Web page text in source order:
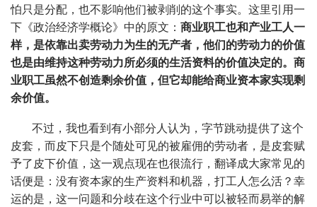
怕只是分配，也不影响他们被剥削的这个事实。这里引用一
下《政治经济学概论》中的原文： 商业职工也和产业工人一
样，是依靠出卖劳动力为生的无产者，他们的劳动力的价值
也是由维持这种劳动力所必须的生活资料的价值决定的。商
业职工虽然不创造剩余价值，但它却能给商业资本家实现剩
余价值。
不过，我也看到有小部分人认为，字节跳动提供了这个
皮套，而皮下只是个随处可见的被雇佣的劳动者，是皮套赋
予了皮下价值，这一观点现在也很流行，翻译成大家常见的
话便是：没有资本家的生产资料和机器，打工人怎么活？幸
运的是，这一问题和分歧在这个行业中可以被轻而易举的解